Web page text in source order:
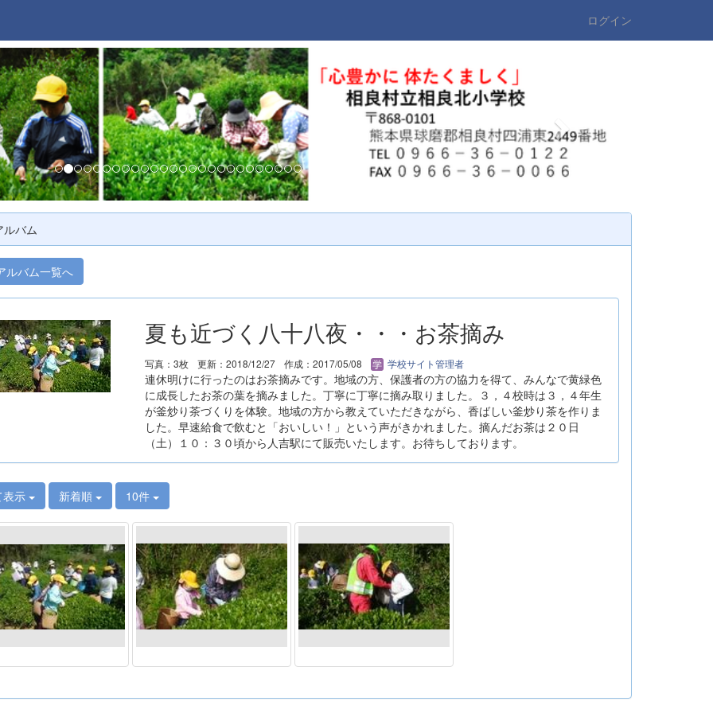
ログイン
t
ルバム
ルバム一覧へ
夏も近づく八十八夜・・・お茶摘み
写真：3枚 更新：2018/12/27 作成：2017/05/08 学校サイト管理者
連休明けに行ったのはお茶摘みです。地域の方、保護者の方の協力を得て、みんなで黄緑色
に成長したお茶の葉を摘みました。丁寧に丁寧に摘み取りました。３，４校時は３，４年生
が釜炒り茶づくりを体験。地域の方から教えていただきながら、香ばしい釜炒り茶を作りま
した。早速給食で飲むと「おいしい！」という声がきかれました。摘んだお茶は２０日
（土）１０：３０頃から人吉駅にて販売いたします。お待ちしております。
表示 新着順 10件